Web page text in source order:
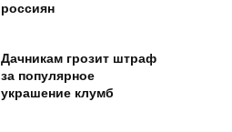
россиян
Дачникам грозит штраф
за популярное
украшение клумб